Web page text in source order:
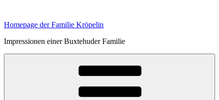
springen
Homepage der Familie Kröpelin
Impressionen einer Buxtehuder Familie